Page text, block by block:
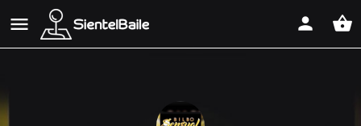
shopping_basket